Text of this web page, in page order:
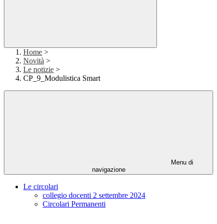
Home >
Novità >
Le notizie >
CP_9_Modulistica Smart
Menu di
navigazione
Le circolari
collegio docenti 2 settembre 2024
Circolari Permanenti